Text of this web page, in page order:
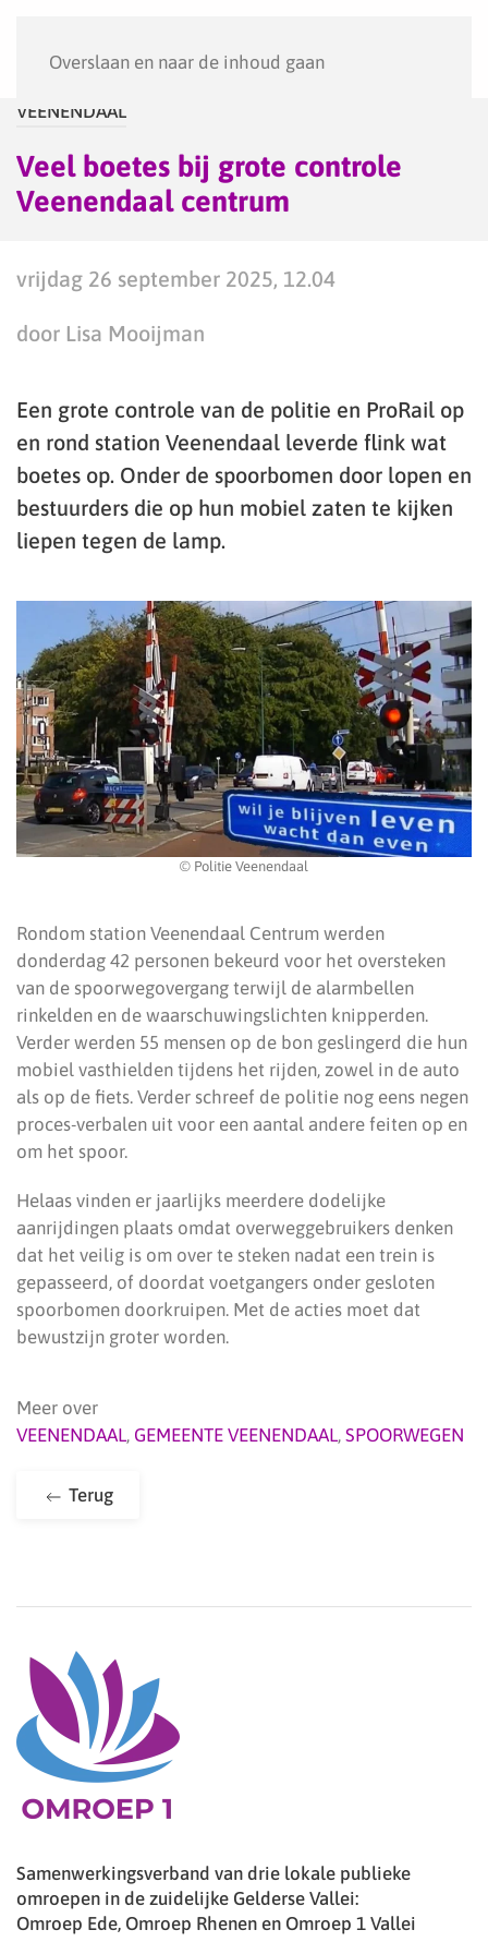
Overslaan en naar de inhoud gaan
VEENENDAAL
Veel boetes bij grote controle
Veenendaal centrum
vrijdag 26 september 2025, 12.04
door Lisa Mooijman
Een grote controle van de politie en ProRail op
en rond station Veenendaal leverde flink wat
boetes op. Onder de spoorbomen door lopen en
bestuurders die op hun mobiel zaten te kijken
liepen tegen de lamp.
© Politie Veenendaal
Rondom station Veenendaal Centrum werden
donderdag 42 personen bekeurd voor het oversteken
van de spoorwegovergang terwijl de alarmbellen
rinkelden en de waarschuwingslichten knipperden.
Verder werden 55 mensen op de bon geslingerd die hun
mobiel vasthielden tijdens het rijden, zowel in de auto
als op de fiets. Verder schreef de politie nog eens negen
proces-verbalen uit voor een aantal andere feiten op en
om het spoor.
Helaas vinden er jaarlijks meerdere dodelijke
aanrijdingen plaats omdat overweggebruikers denken
dat het veilig is om over te steken nadat een trein is
gepasseerd, of doordat voetgangers onder gesloten
spoorbomen doorkruipen. Met de acties moet dat
bewustzijn groter worden.
Meer over
VEENENDAAL, GEMEENTE VEENENDAAL, SPOORWEGEN
Terug
Samenwerkingsverband van drie lokale publieke
omroepen in de zuidelijke Gelderse Vallei:
Omroep Ede, Omroep Rhenen en Omroep 1 Vallei